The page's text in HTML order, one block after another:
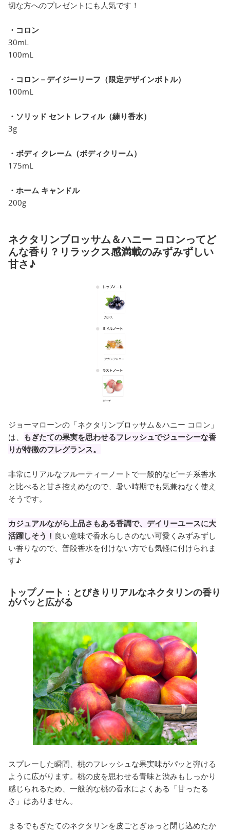
切な方へのプレゼントにも人気です！
・コロン
30mL
100mL
・コロン－デイジーリーフ（限定デザインボトル）
100mL
・ソリッド セント レフィル（練り香水）
3g
・ボディ クレーム（ボディクリーム）
175mL
・ホーム キャンドル
200g
ネクタリンブロッサム＆ハニー コロンってど
んな香り？リラックス感満載のみずみずしい
甘さ♪
ジョーマローンの「ネクタリンブロッサム＆ハニー コロン」
は、 もぎたての果実を思わせるフレッシュでジューシーな香
りが特徴のフレグランス。
非常にリアルなフルーティーノートで一般的なピーチ系香水
と比べると甘さ控えめなので、暑い時期でも気兼ねなく使え
そうです。
カジュアルながら上品さもある香調で、デイリーユースに大
活躍しそう！ 良い意味で香水らしさのない可愛くみずみずし
い香りなので、普段香水を付けない方でも気軽に付けられま
す♪
トップノート：とびきりリアルなネクタリンの香り
がパッと広がる
スプレーした瞬間、桃のフレッシュな果実味がパッと弾ける
ように広がります。桃の皮を思わせる青味と渋みもしっかり
感じられるため、一般的な桃の香水によくある「甘ったる
さ」はありません。
まるでもぎたてのネクタリンを皮ごとぎゅっと閉じ込めたか